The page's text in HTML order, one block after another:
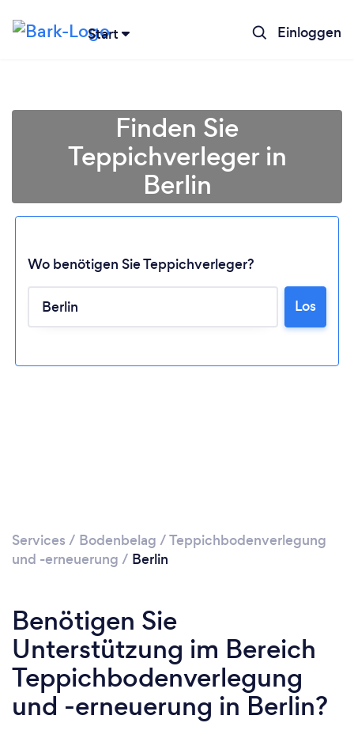
Start Einloggen
Finden Sie
Teppichverleger in
Berlin
Wo benötigen Sie Teppichverleger?
Los
Services / Bodenbelag /Teppichbodenverlegung
und -erneuerung / Berlin
Benötigen Sie
Unterstützung im Bereich
Teppichbodenverlegung
und -erneuerung in Berlin?